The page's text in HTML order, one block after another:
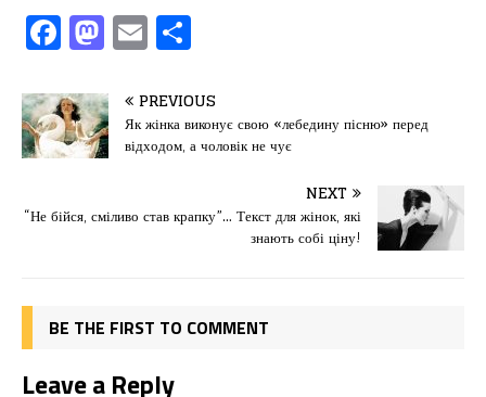
F
a
c
e
b
o
o
M
a
st
o
d
o
n
E
m
ai
l
іл
и
т
ис
я
PREVIOUS
Як жінка виконує свою «лебедину пісню» перед
відходом, а чоловік не чує
NEXT
“Не бійся, сміливо став крапку”… Текст для жінок, які
знають собі ціну!
BE THE FIRST TO COMMENT
Leave a Reply